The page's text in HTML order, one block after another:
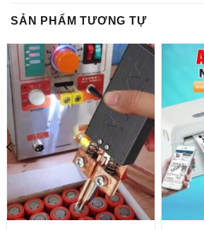
SẢN PHẨM TƯƠNG TỰ